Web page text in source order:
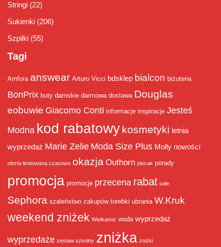
Stringi (22)
Sukienki (206)
Szpilki (55)
Tagi
Amfora answear Arturo Vicci bdsklep bialcon biżuteria
BonPrix buty damskie darmowa dostawa Douglas
eobuwie Giacomo Conti informacje inspiracje Jesteś
Modna kod rabatowy kosmetyki letnia
wyprzedaż Marie Zelie Moda Size Plus Molly nowości
oferta limitowana czasowo okazja Outhorn plecak porady
promocja promocje przecena rabat sale
Sephora szaleństwo zakupów torebki ubrania W.Kruk
weekend zniżek Wielkanoc woda wyprzedaż
wyprzedaże zestaw szkolny zniżka zniżki